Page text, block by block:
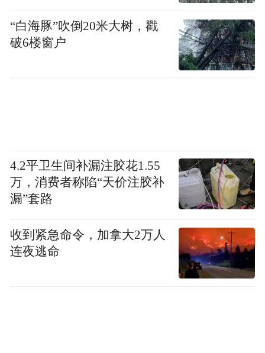
“白海豚”吹倒20米大树，戳
破6楼窗户
4.2平卫生间补漏注胶花1.55
万，消费者称陷“天价注胶补
漏”套路
收到紧急命令，加拿大2万人
连夜逃命